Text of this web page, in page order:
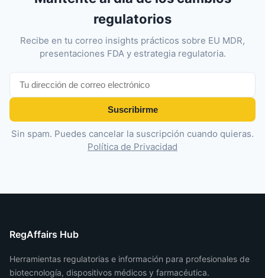
regulatorios
Recibe en tu correo insights prácticos sobre EU MDR,
presentaciones FDA y estrategia regulatoria.
Suscribirme
Sin spam. Puedes cancelar la suscripción cuando quieras.
Política de Privacidad
RegAffairs Hub
Herramientas regulatorias e información para profesionales de
biotecnología, dispositivos médicos y farmacéutica.